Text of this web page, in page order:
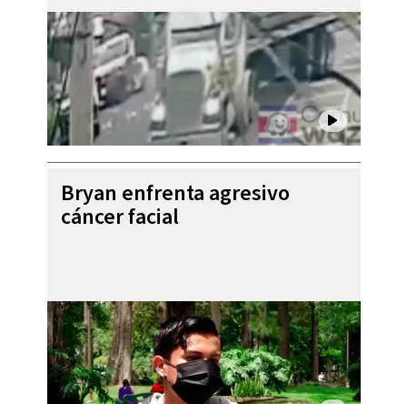
Bryan enfrenta agresivo
cáncer facial